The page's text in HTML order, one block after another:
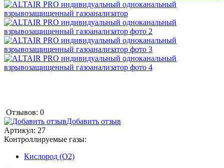
Отзывов: 0
Добавить отзыв
Артикул: 27
Контроллируемые газы:
Кислород (O2)